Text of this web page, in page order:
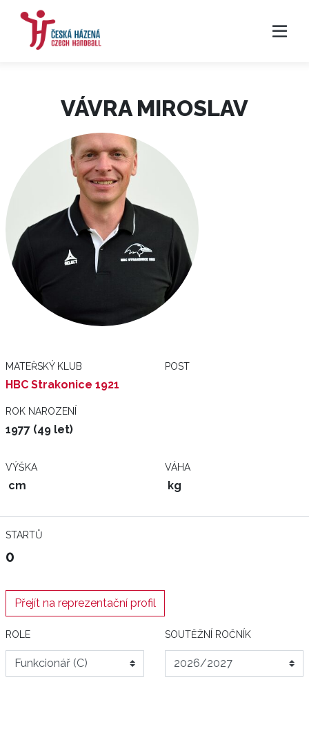
VÁVRA MIROSLAV
MATEŘSKÝ KLUB
HBC Strakonice 1921
POST
ROK NAROZENÍ
1977 (49 let)
VÝŠKA
cm
VÁHA
kg
STARTŮ
0
Přejít na reprezentační profil
ROLE SOUTĚŽNÍ ROČNÍK